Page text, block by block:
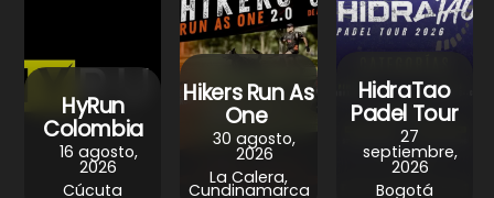
p
p
o
k
e
s
t
a
m
HyRun
Colombia
16 agosto,
2026
Cúcuta
Hikers Run As
One
30 agosto,
2026
La Calera,
Cundinamarca
HidraTao
Padel Tour
27
septiembre,
2026
Bogotá